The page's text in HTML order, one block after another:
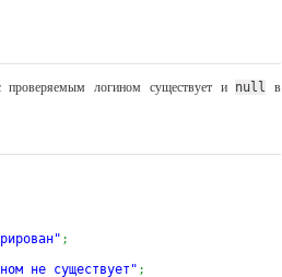
проверяемым логином существует и null в
;
не существует" ;